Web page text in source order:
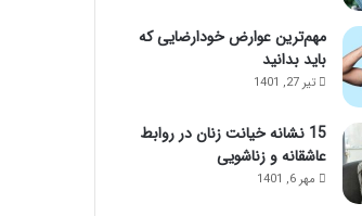
مهم‌ترین عوارض خودارضایی که
باید بدانید
تیر 27, 1401
15 نشانه خیانت زنان در روابط
عاشقانه و زناشویی
مهر 6, 1401